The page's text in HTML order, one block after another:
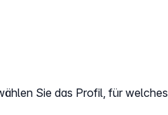
Sie das Profil, für welches